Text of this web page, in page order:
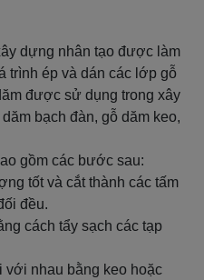
dựng nhân tạo được làm
trình ép và dán các lớp gỗ
được sử dụng trong xây
bạch đàn, gỗ dăm keo,
gồm các bước sau:
tốt và cắt thành các tấm
đều.
cách tẩy sạch các tạp
với nhau bằng keo hoặc